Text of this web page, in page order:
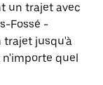
un trajet avec
Fossé -
trajet jusqu'à
quel